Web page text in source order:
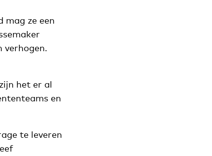
mag ze een
verhogen.
het er al
en
te leveren